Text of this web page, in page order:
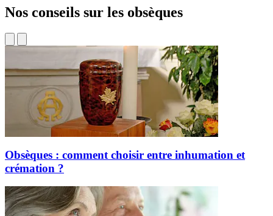
Nos conseils sur les obsèques
Obsèques : comment choisir entre inhumation et
crémation ?